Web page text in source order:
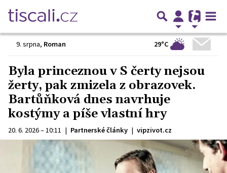
9. srpna, Roman 29°C
Byla princeznou v S čerty nejsou
žerty, pak zmizela z obrazovek.
Bartůňková dnes navrhuje
kostýmy a píše vlastní hry
20. 6. 2026 – 10:11 | Partnerské články | vipzivot.cz